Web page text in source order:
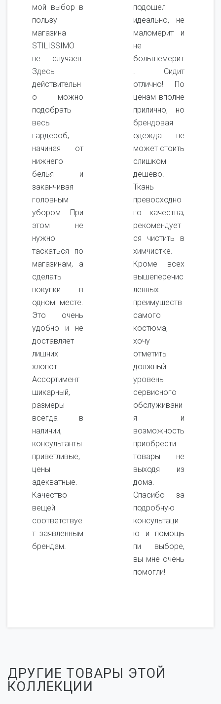
мой выбор в
пользу
магазина
STILISSIMO
не случаен.
Здесь
действительн
о можно
подобрать
весь
гардероб,
начиная от
нижнего
белья и
заканчивая
головным
убором. При
этом не
нужно
таскаться по
магазинам, а
сделать
покупки в
одном месте.
Это очень
удобно и не
доставляет
лишних
хлопот.
Ассортимент
шикарный,
размеры
всегда в
наличии,
консультанты
приветливые,
цены
адекватные.
Качество
вещей
соответствуе
т заявленным
брендам.
подошел
идеально, не
маломерит и
не
большемерит
. Сидит
отлично! По
ценам вполне
прилично, но
брендовая
одежда не
может стоить
слишком
дешево.
Ткань
превосходно
го качества,
рекомендует
ся чистить в
химчистке.
Кроме всех
вышеперечис
ленных
преимуществ
самого
костюма,
хочу
отметить
должный
уровень
сервисного
обслуживани
я и
возможность
приобрести
товары не
выходя из
дома.
Спасибо за
подробную
консультаци
ю и помощь
пи выборе,
вы мне очень
помогли!
ДРУГИЕ ТОВАРЫ ЭТОЙ
КОЛЛЕКЦИИ